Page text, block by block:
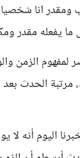
ومقدر انا
يفعله مقدر
الزمن
الحدث
اليوم